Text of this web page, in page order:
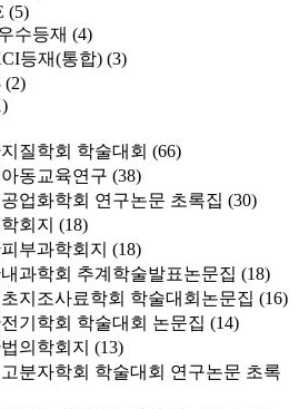
(5)
수등재 (4)
등재(통합) (3)
(2)
질학회 학술대회 (66)
동교육연구 (38)
업화학회 연구논문 초록집 (30)
회지 (18)
부과학회지 (18)
과학회 추계학술발표논문집 (18)
지조사료학회 학술대회논문집 (16)
기학회 학술대회 논문집 (14)
의학회지 (13)
분자학회 학술대회 연구논문 초록